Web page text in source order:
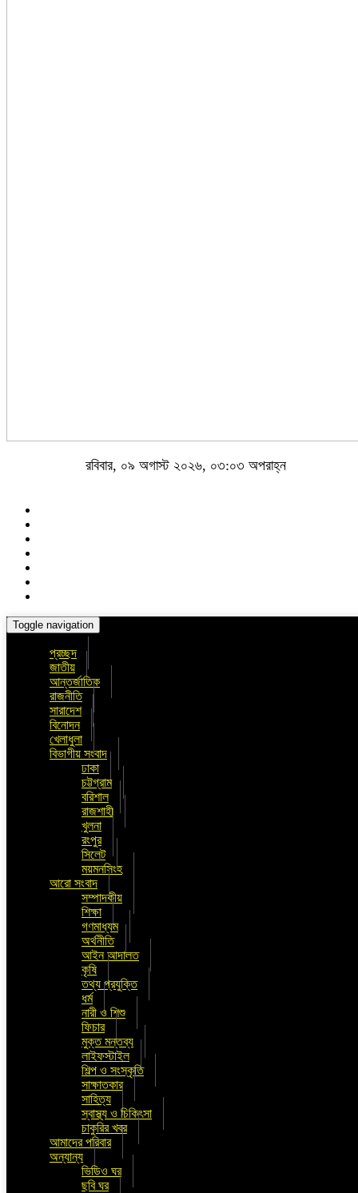
রবিবার, ০৯ অগাস্ট ২০২৬, ০৩:০৩ অপরাহ্ন
Toggle navigation
প্রচ্ছদ
জাতীয়
আন্তর্জাতিক
রাজনীতি
সারাদেশ
বিনোদন
খেলাধুলা
বিভাগীয় সংবাদ
ঢাকা
চট্টগ্রাম
বরিশাল
রাজশাহী
খুলনা
রংপুর
সিলেট
ময়মনসিংহ
আরো সংবাদ
সম্পাদকীয়
শিক্ষা
গণমাধ্যম
অর্থনীতি
আইন আদালত
কৃষি
তথ্য প্রযুক্তি
ধর্ম
নারী ও শিশু
ফিচার
মুক্ত মন্তব্য
লাইফস্টাইল
শিল্প ও সংস্কৃতি
সাক্ষাতকার
সাহিত্য
স্বাস্থ্য ও চিকিৎসা
চাকুরির খবর
আমাদের পরিবার
অন্যান্য
ভিডিও ঘর
ছবি ঘর